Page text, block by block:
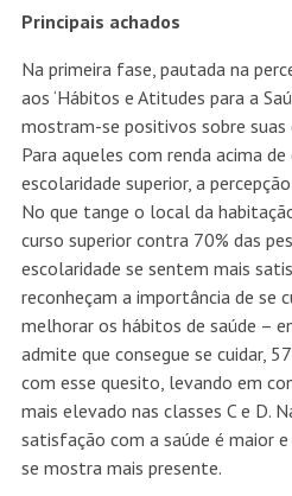
Principais achados
Na primeira fase, pautada na
aos ‘Hábitos e Atitudes para a
mostram-se positivos sobre suas
Para aqueles com renda acima
escolaridade superior, a
No que tange o local da
curso superior contra 70% das
escolaridade se sentem mais
reconheçam a importância de se
melhorar os hábitos de saúde –
admite que consegue se cuidar,
com esse quesito, levando em
mais elevado nas classes C e D.
satisfação com a saúde é maior
se mostra mais presente.